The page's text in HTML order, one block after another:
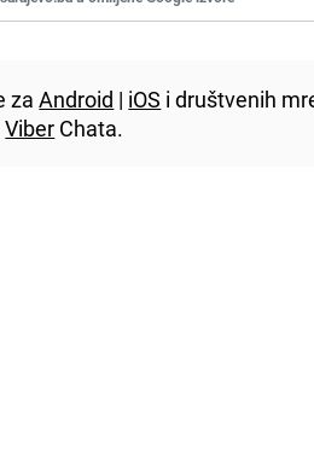
zaAndroid | iOS i društvenih
Viber Chata.